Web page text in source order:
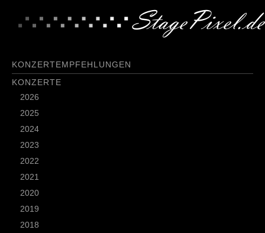
KONZERTEMPFEHLUNGEN
KONZERTE
2026
2025
2024
2023
2022
2021
2020
2019
2018